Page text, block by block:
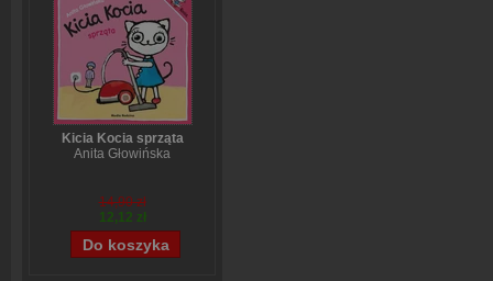
Kicia Kocia sprząta
Anita Głowińska
14,90 zł
12,12 zł